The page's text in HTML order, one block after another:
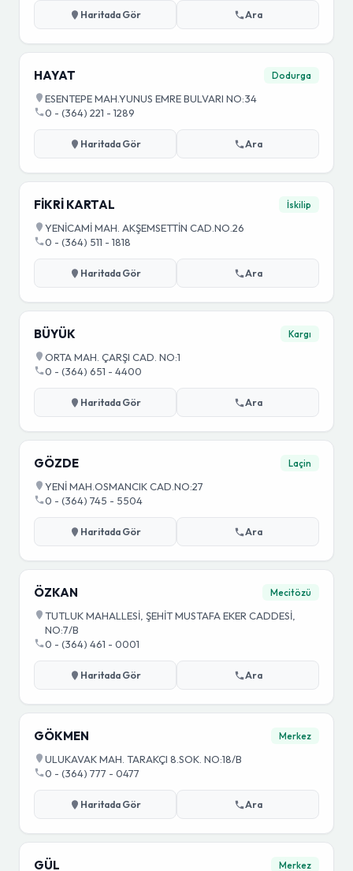
Haritada Gör Ara
HAYAT Dodurga
ESENTEPE MAH.YUNUS EMRE BULVARI NO:34
0 - (364) 221 - 1289
Haritada Gör Ara
FİKRİ KARTAL İskilip
YENİCAMİ MAH. AKŞEMSETTİN CAD.NO.26
0 - (364) 511 - 1818
Haritada Gör Ara
BÜYÜK Kargı
ORTA MAH. ÇARŞI CAD. NO:1
0 - (364) 651 - 4400
Haritada Gör Ara
GÖZDE Laçin
YENİ MAH.OSMANCIK CAD.NO:27
0 - (364) 745 - 5504
Haritada Gör Ara
ÖZKAN Mecitözü
TUTLUK MAHALLESİ, ŞEHİT MUSTAFA EKER CADDESİ,
NO:7/B
0 - (364) 461 - 0001
Haritada Gör Ara
GÖKMEN Merkez
ULUKAVAK MAH. TARAKÇI 8.SOK. NO:18/B
0 - (364) 777 - 0477
Haritada Gör Ara
GÜL Merkez